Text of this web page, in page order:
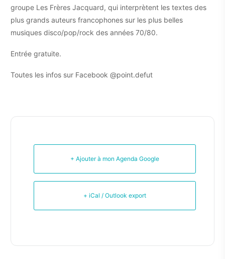
groupe Les Frères Jacquard, qui interprètent les textes des
plus grands auteurs francophones sur les plus belles
musiques disco/pop/rock des années 70/80.
Entrée gratuite.
Toutes les infos sur Facebook @point.defut
+ Ajouter à mon Agenda Google
+ iCal / Outlook export